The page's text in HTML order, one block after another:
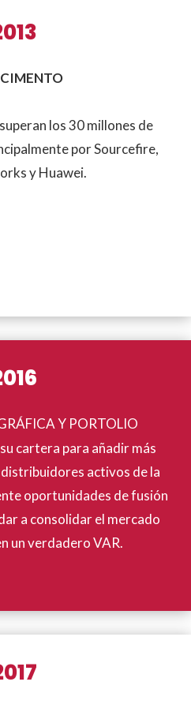
los 30 millones de
por Sourcefire,
y Huawei.
Y PORTOLIO
cartera para añadir más
activos de la
oportunidades de fusión
a consolidar el mercado
un verdadero VAR.